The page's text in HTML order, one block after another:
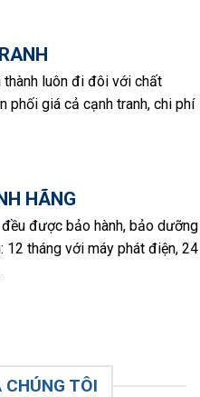
thành luôn đi đôi với chất
phối giá cả cạnh tranh, chi phí
HÃNG
được bảo hành, bảo dưỡng
12 tháng với máy phát điện, 24
TÔI